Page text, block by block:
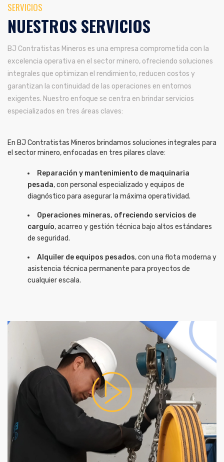
SERVICIOS
NUESTROS SERVICIOS
BJ Contratistas Mineros es una empresa comprometida con la
excelencia operativa en el sector minero, ofreciendo soluciones
integrales que optimizan el rendimiento, reducen costos y
garantizan la continuidad de las operaciones en entornos
exigentes. Nuestro enfoque se centra en brindar servicios
especializados en tres áreas claves:
En BJ Contratistas Mineros brindamos soluciones integrales para
el sector minero, enfocadas en tres pilares clave:
Reparación y mantenimiento de maquinaria
pesada, con personal especializado y equipos de
diagnóstico para asegurar la máxima operatividad.
Operaciones mineras, ofreciendo servicios de
carguío, acarreo y gestión técnica bajo altos estándares
de seguridad.
Alquiler de equipos pesados, con una flota moderna y
asistencia técnica permanente para proyectos de
cualquier escala.